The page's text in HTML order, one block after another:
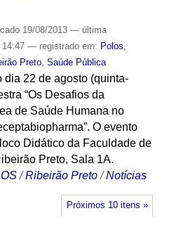
19/08/2013 — última
— registrado em: Polos,
Preto, Saúde Pública
dia 22 de agosto (quinta-
“Os Desafios da
de Saúde Humana no
O evento
Didático da Faculdade de
Preto, Sala 1A.
/Ribeirão Preto /Notícias
Próximos 10 itens »